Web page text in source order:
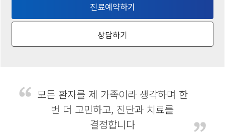
진료예약하기
상담하기
모든 환자를 제 가족이라 생각하며 한
번 더 고민하고, 진단과 치료를
결정합니다